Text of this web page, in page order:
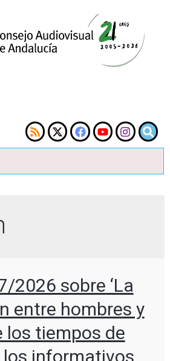
2026 sobre ‘La
entre hombres y
los tiempos de
los informativos